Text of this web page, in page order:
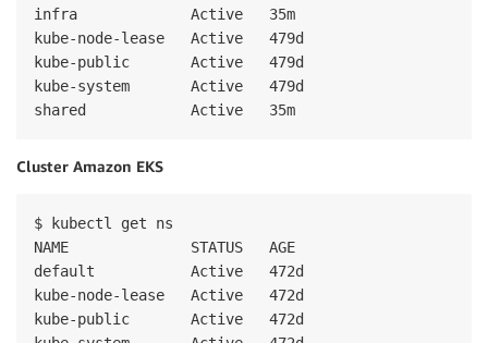
infra             Active   35m
kube-node-lease   Active   479d
kube-public       Active   479d
kube-system       Active   479d
shared            Active   35m
Cluster Amazon EKS
$ kubectl get ns
NAME              STATUS   AGE
default           Active   472d
kube-node-lease   Active   472d
kube-public       Active   472d